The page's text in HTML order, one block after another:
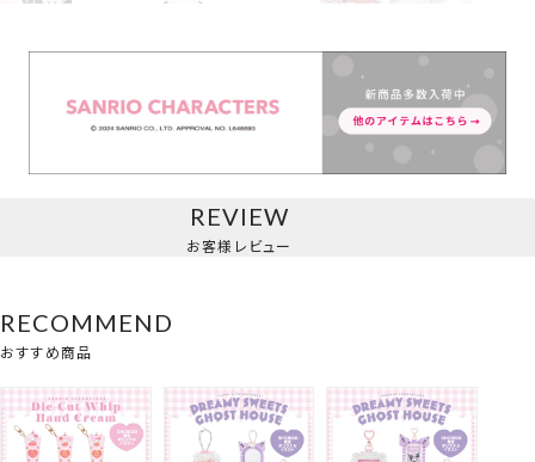
REVIEW
お客様レビュー
RECOMMEND
おすすめ商品